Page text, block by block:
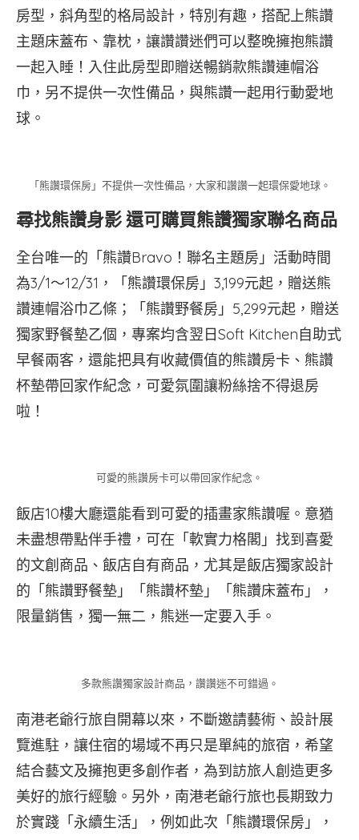
房型，斜角型的格局設計，特別有趣，搭配上熊讚
主題床蓋布、靠枕，讓讚讚迷們可以整晚擁抱熊讚
一起入睡！入住此房型即贈送暢銷款熊讚連帽浴
巾，另不提供一次性備品，與熊讚一起用行動愛地
球。
「熊讚環保房」不提供一次性備品，大家和讚讚一起環保愛地球。
尋找熊讚身影 還可購買熊讚獨家聯名商品
全台唯一的「熊讚Bravo！聯名主題房」活動時間
為3/1～12/31，「熊讚環保房」3,199元起，贈送熊
讚連帽浴巾乙條；「熊讚野餐房」5,299元起，贈送
獨家野餐墊乙個，專案均含翌日Soft Kitchen自助式
早餐兩客，還能把具有收藏價值的熊讚房卡、熊讚
杯墊帶回家作紀念，可愛氛圍讓粉絲捨不得退房
啦！
可愛的熊讚房卡可以帶回家作紀念。
飯店10樓大廳還能看到可愛的插畫家熊讚喔。意猶
未盡想帶點伴手禮，可在「軟實力格閣」找到喜愛
的文創商品、飯店自有商品，尤其是飯店獨家設計
的「熊讚野餐墊」「熊讚杯墊」「熊讚床蓋布」，
限量銷售，獨一無二，熊迷一定要入手。
多款熊讚獨家設計商品，讚讚迷不可錯過。
南港老爺行旅自開幕以來，不斷邀請藝術、設計展
覽進駐，讓住宿的場域不再只是單純的旅宿，希望
結合藝文及擁抱更多創作者，為到訪旅人創造更多
美好的旅行經驗。另外，南港老爺行旅也長期致力
於實踐「永續生活」，例如此次「熊讚環保房」，